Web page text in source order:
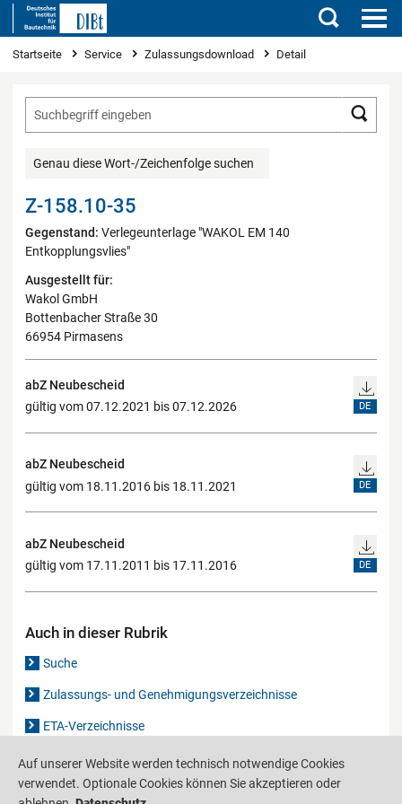
Suchen
Sie sind hier
Startseite Service Zulassungsdownload Detail
Genau diese Wort-/Zeichenfolge suchen
Z-158.10-35
Gegenstand: Verlegeunterlage "WAKOL EM 140
Entkopplungsvlies"
Ausgestellt für:
Wakol GmbH
Bottenbacher Straße 30
66954 Pirmasens
abZ Neubescheid
gültig vom 07.12.2021 bis 07.12.2026
DE
abZ Neubescheid
gültig vom 18.11.2016 bis 18.11.2021
DE
abZ Neubescheid
gültig vom 17.11.2011 bis 17.11.2016
DE
Auch in dieser Rubrik
Suche
Zulassungs- und Genehmigungsverzeichnisse
ETA-Verzeichnisse
Gutachten-Verzeichnis
Auf unserer Website werden technisch notwendige Cookies
verwendet. Optionale Cookies können Sie akzeptieren oder